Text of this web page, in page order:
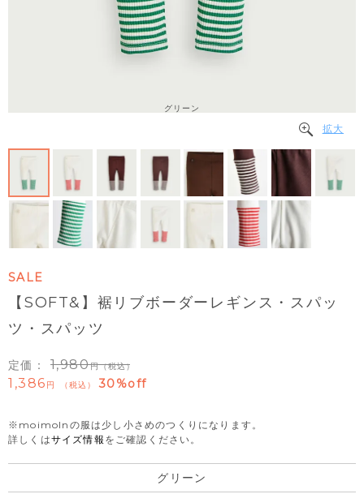
グリーン
拡大
SALE
【SOFT&】裾リブボーダーレギンス・スパッ
ツ・スパッツ
定価： 1,980 （税込）
1,386 税込 30%off
※moimolnの服は少し小さめのつくりになります。
詳しくはサイズ情報 をご確認ください。
グリーン